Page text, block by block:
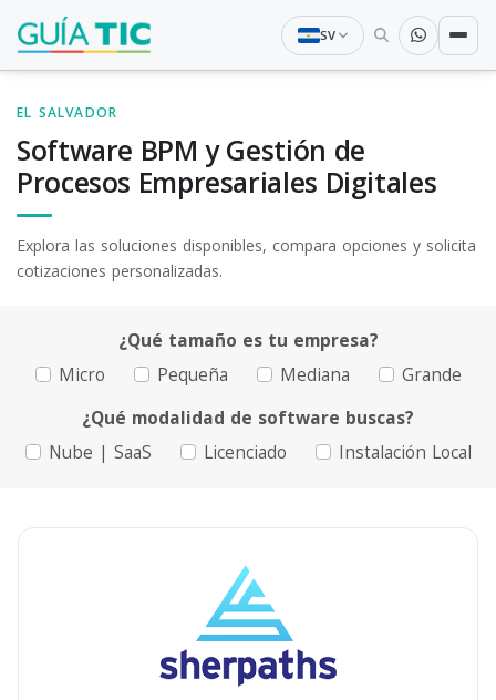
SV
EL SALVADOR
Software BPM y Gestión de
Procesos Empresariales Digitales
Explora las soluciones disponibles, compara opciones y solicita
cotizaciones personalizadas.
¿Qué tamaño es tu empresa?
Micro
Pequeña Mediana
Grande
¿Qué modalidad de software buscas?
Nube | SaaS
Licenciado Instalación Local